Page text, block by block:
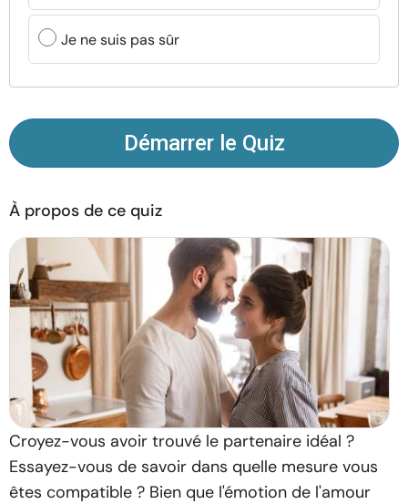
Ressources
Communauté
Trouver un thérapeute
À propos de nous Contact Écrivez pour nous
Publicité avec
nous
© Copyright 2026. Tous droits réservés.
Je ne suis pas sûr
Démarrer le Quiz
À propos de ce quiz
Croyez-vous avoir trouvé le partenaire idéal ?
Essayez-vous de savoir dans quelle mesure vous
êtes compatible ? Bien que l'émotion de l'amour